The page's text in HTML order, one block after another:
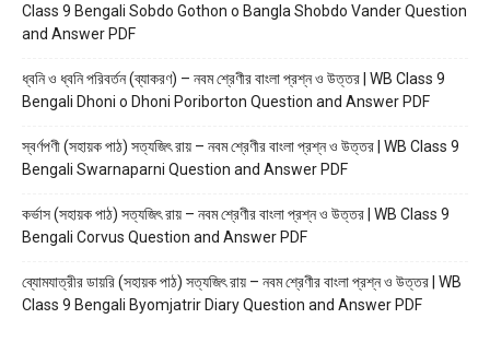
Class 9 Bengali Sobdo Gothon o Bangla Shobdo Vander Question
and Answer PDF
ধ্বনি ও ধ্বনি পরিবর্তন (ব্যাকরণ) – নবম শ্রেণীর বাংলা প্রশ্ন ও উত্তর | WB Class 9
Bengali Dhoni o Dhoni Poriborton Question and Answer PDF
স্বর্ণপণী (সহায়ক পাঠ) সত্যজিৎ রায় – নবম শ্রেণীর বাংলা প্রশ্ন ও উত্তর | WB Class 9
Bengali Swarnaparni Question and Answer PDF
কর্ভাস (সহায়ক পাঠ) সত্যজিৎ রায় – নবম শ্রেণীর বাংলা প্রশ্ন ও উত্তর | WB Class 9
Bengali Corvus Question and Answer PDF
ব্যোমযাত্রীর ডায়রি (সহায়ক পাঠ) সত্যজিৎ রায় – নবম শ্রেণীর বাংলা প্রশ্ন ও উত্তর | WB
Class 9 Bengali Byomjatrir Diary Question and Answer PDF